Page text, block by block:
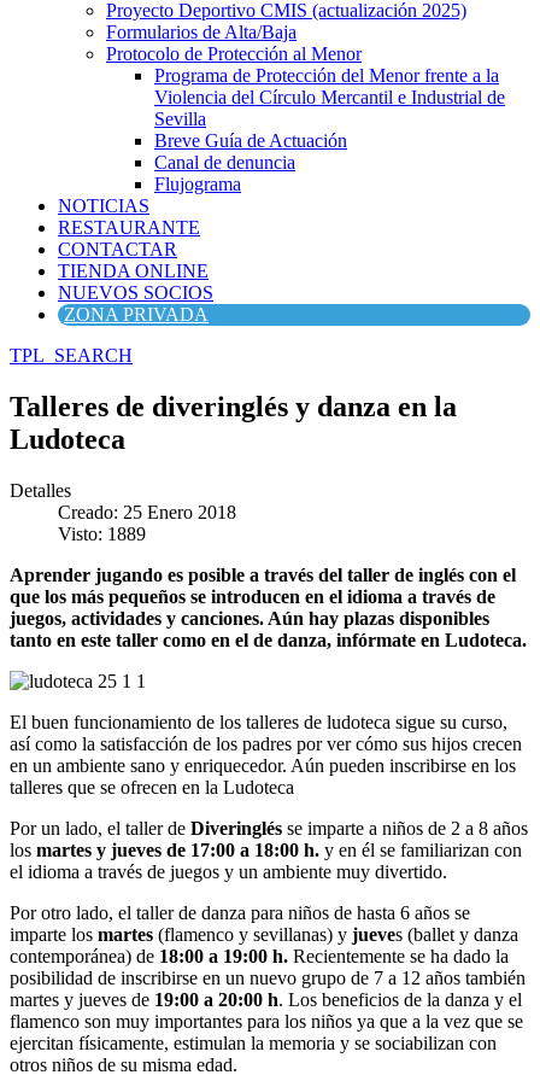
Proyecto Deportivo CMIS (actualización 2025)
Formularios de Alta/Baja
Protocolo de Protección al Menor
Programa de Protección del Menor frente a la
Violencia del Círculo Mercantil e Industrial de
Sevilla
Breve Guía de Actuación
Canal de denuncia
Flujograma
NOTICIAS
RESTAURANTE
CONTACTAR
TIENDA ONLINE
NUEVOS SOCIOS
ZONA PRIVADA
TPL_SEARCH
Talleres de diveringlés y danza en la
Ludoteca
Detalles
Creado: 25 Enero 2018
Visto: 1889
Aprender jugando es posible a través del taller de inglés con el
que los más pequeños se introducen en el idioma a través de
juegos, actividades y canciones. Aún hay plazas disponibles
tanto en este taller como en el de danza, infórmate en Ludoteca.
El buen funcionamiento de los talleres de ludoteca sigue su curso,
así como la satisfacción de los padres por ver cómo sus hijos crecen
en un ambiente sano y enriquecedor. Aún pueden inscribirse en los
talleres que se ofrecen en la Ludoteca
Por un lado, el taller de Diveringlés se imparte a niños de 2 a 8 años
los martes y jueves de 17:00 a 18:00 h. y en él se familiarizan con
el idioma a través de juegos y un ambiente muy divertido.
Por otro lado, el taller de danza para niños de hasta 6 años se
imparte los martes (flamenco y sevillanas) y jueves (ballet y danza
contemporánea) de 18:00 a 19:00 h. Recientemente se ha dado la
posibilidad de inscribirse en un nuevo grupo de 7 a 12 años también
martes y jueves de 19:00 a 20:00 h. Los beneficios de la danza y el
flamenco son muy importantes para los niños ya que a la vez que se
ejercitan físicamente, estimulan la memoria y se sociabilizan con
otros niños de su misma edad.